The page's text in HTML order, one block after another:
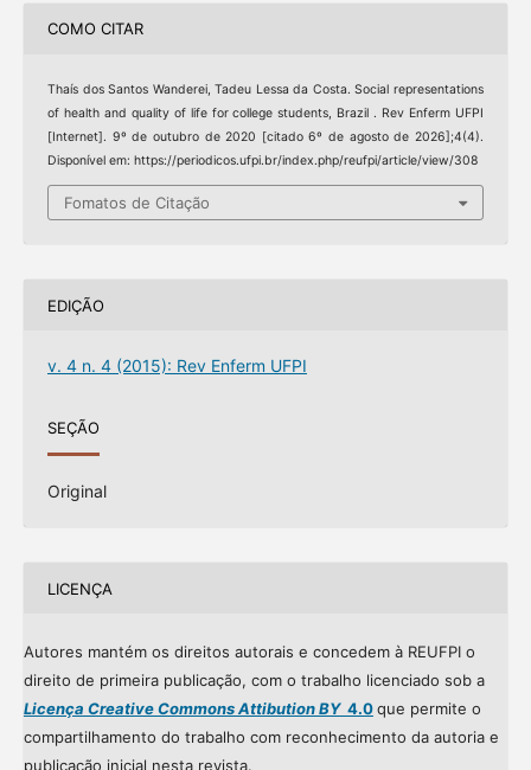
COMO CITAR
Thaís dos Santos Wanderei, Tadeu Lessa da Costa. Social representations
of health and quality of life for college students, Brazil . Rev Enferm UFPI
[Internet]. 9º de outubro de 2020 [citado 6º de agosto de 2026];4(4).
Disponível em: https://periodicos.ufpi.br/index.php/reufpi/article/view/308
Fomatos de Citação
EDIÇÃO
v. 4 n. 4 (2015): Rev Enferm UFPI
SEÇÃO
Original
LICENÇA
Autores mantém os direitos autorais e concedem à REUFPI o
direito de primeira publicação, com o trabalho licenciado sob a
Licença Creative Commons Attibution BY4.0que permite o
compartilhamento do trabalho com reconhecimento da autoria e
publicação inicial nesta revista.